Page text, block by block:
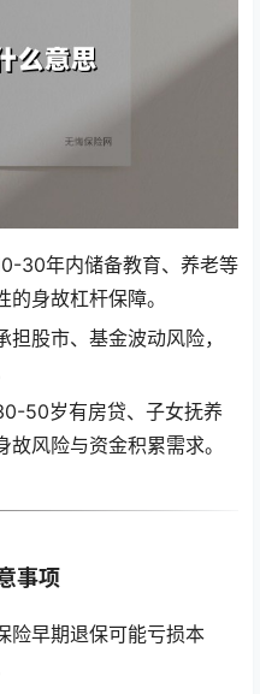
30年内储备教育、养老等
身故杠杆保障。
担股市、基金波动风险，
50岁有房贷、子女抚养
风险与资金积累需求。
事项
险早期退保可能亏损本